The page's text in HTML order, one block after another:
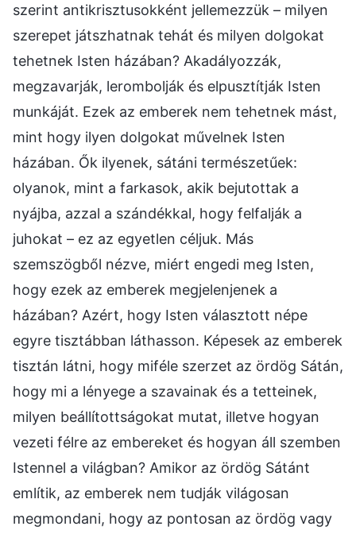
szerint antikrisztusokként jellemezzük – milyen
szerepet játszhatnak tehát és milyen dolgokat
tehetnek Isten házában? Akadályozzák,
megzavarják, lerombolják és elpusztítják Isten
munkáját. Ezek az emberek nem tehetnek mást,
mint hogy ilyen dolgokat művelnek Isten
házában. Ők ilyenek, sátáni természetűek:
olyanok, mint a farkasok, akik bejutottak a
nyájba, azzal a szándékkal, hogy felfalják a
juhokat – ez az egyetlen céljuk. Más
szemszögből nézve, miért engedi meg Isten,
hogy ezek az emberek megjelenjenek a
házában? Azért, hogy Isten választott népe
egyre tisztábban láthasson. Képesek az emberek
tisztán látni, hogy miféle szerzet az ördög Sátán,
hogy mi a lényege a szavainak és a tetteinek,
milyen beállítottságokat mutat, illetve hogyan
vezeti félre az embereket és hogyan áll szemben
Istennel a világban? Amikor az ördög Sátánt
említik, az emberek nem tudják világosan
megmondani, hogy az pontosan az ördög vagy